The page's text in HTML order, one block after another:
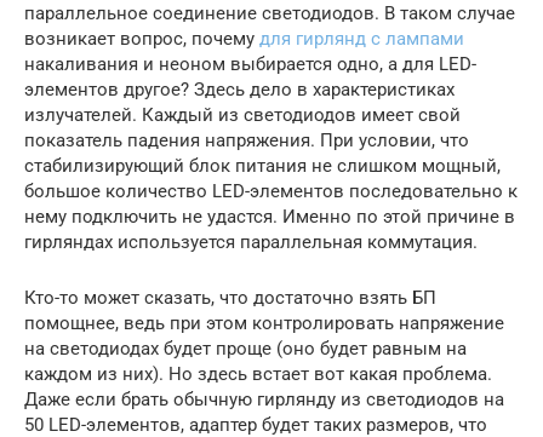
параллельное соединение светодиодов. В таком случае
возникает вопрос, почему для гирлянд с лампами
накаливания и неоном выбирается одно, а для LED-
элементов другое? Здесь дело в характеристиках
излучателей. Каждый из светодиодов имеет свой
показатель падения напряжения. При условии, что
стабилизирующий блок питания не слишком мощный,
большое количество LED-элементов последовательно к
нему подключить не удастся. Именно по этой причине в
гирляндах используется параллельная коммутация.
Кто-то может сказать, что достаточно взять БП
помощнее, ведь при этом контролировать напряжение
на светодиодах будет проще (оно будет равным на
каждом из них). Но здесь встает вот какая проблема.
Даже если брать обычную гирлянду из светодиодов на
50 LED-элементов, адаптер будет таких размеров, что